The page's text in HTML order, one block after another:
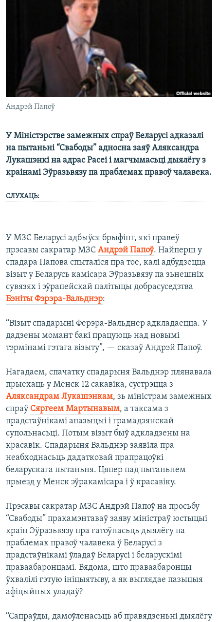
НА ХВАЛЯХ СВАБОДЫ
Андрэй Папоў
У Міністэрстве замежных спраў Беларусі адказалі
на пытаньні “Свабоды” адносна заяў Аляксандра
Лукашэнкі на адрас Расеі і магчымасьці дыялёгу з
краінамі Эўразьвязу па праблемах правоў чалавека.
СЛУХАЦЬ:
У МЗС Беларусі адбыўся брыфінг, які правеў
прэсавы сакратар МЗС Андрэй Папоў. Найперш у
спадара Папова спыталіся пра тое, калі адбудзецца
візыт у Беларусь камісара Эўразьвязу па зьнешніх
сувязях і эўрапейскай палітыцы добрасуседзтва
Бэніты Фэрэра-Вальднэр:
“Візыт спадарыні Ферэра-Вальднер адкладаецца. У
дадзены момант бакі працуюць над новымі
тэрмінамі гэтага візыту”, — сказаў Андрэй Папоў.
Нагадаем, спачатку спадарыня Вальднэр плянавала
прыехаць у Менск 12 сакавіка, сустрэцца з
Аляксандрам Лукашэнкам, зь міністрам замежных
спраў Сяргеем Мартынавым, а таксама з
прадстаўнікамі апазыцыі і грамадзянскай
супольнасьці. Потым візыт быў адкладзены на
красавік. Спадарыня Вальднэр заявіла пра
неабходнасьць дадатковай прапрацоўкі
беларускага пытаньня. Цяпер пад пытаньнем
прыезд у Менск эўракамісара і ў красавіку.
Прэсавы сакратар МЗС Андрэй Папоў на просьбу
“Свабоды” пракамэнтаваў заяву міністраў юстыцыі
краін Эўразьвязу пра гатоўнасьць дыялёгу па
праблемах правоў чалавека ў Беларусі з
прадстаўнікамі ўладаў Беларусі і беларускімі
праваабаронцамі. Вядома, што праваабаронцы
ўхвалілі гэтую ініцыятыву, а як выглядае пазыцыя
афіцыйных уладаў?
“Сапраўды, дамоўленасьць аб правядзеньні дыялёгу